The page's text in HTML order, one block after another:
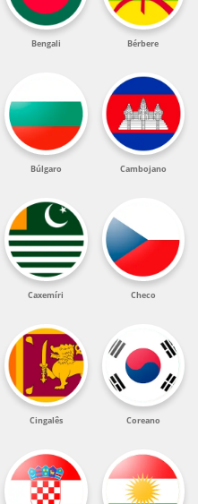
Bengali Bérbere
Búlgaro Cambojano
Caxemíri Checo
Cingalês Coreano